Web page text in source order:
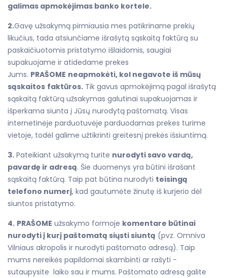
galimas apmokėjimas banko kortele.
2.Gavę užsakymą pirmiausia mes patikriname prekių
likučius, tada atsiunčiame išrašytą sąskaitą faktūrą su
paskaičiuotomis pristatymo išlaidomis, saugiai
supakuojame ir atidedame prekes
Jums. PRAŠOME neapmokėti, kol negavote iš mūsų
sąskaitos faktūros. Tik gavus apmokėjimą pagal išrašytą
sąskaitą faktūrą užsakymas galutinai supakuojamas ir
išperkama siunta į Jūsų nurodytą paštomatą. Visas
internetinėje parduotuvėje parduodamas prekes turime
vietoje, todėl galime užtikrinti greitesnį prekės išsiuntimą.
3. Pateikiant užsakymą turite nurodyti savo vardą,
pavardę ir adresą. Šie duomenys yra būtini išrašant
sąskaitą faktūrą. Taip pat būtina nurodyti teisingą
telefono numerį, kad gautumėte žinutę iš kurjerio dėl
siuntos pristatymo.
4. PRAŠOME užsakymo formoje komentare būtinai
nurodyti į kurį paštomatą siųsti siuntą (pvz. Omniva
Vilniaus akropolis ir nurodyti paštomato adresą). Taip
mums nereikės papildomai skambinti ar rašyti -
sutaupysite laiko sau ir mums. Paštomato adresą galite